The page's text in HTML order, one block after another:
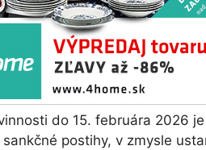
do 15. februára 2026
postihy, v zmysle